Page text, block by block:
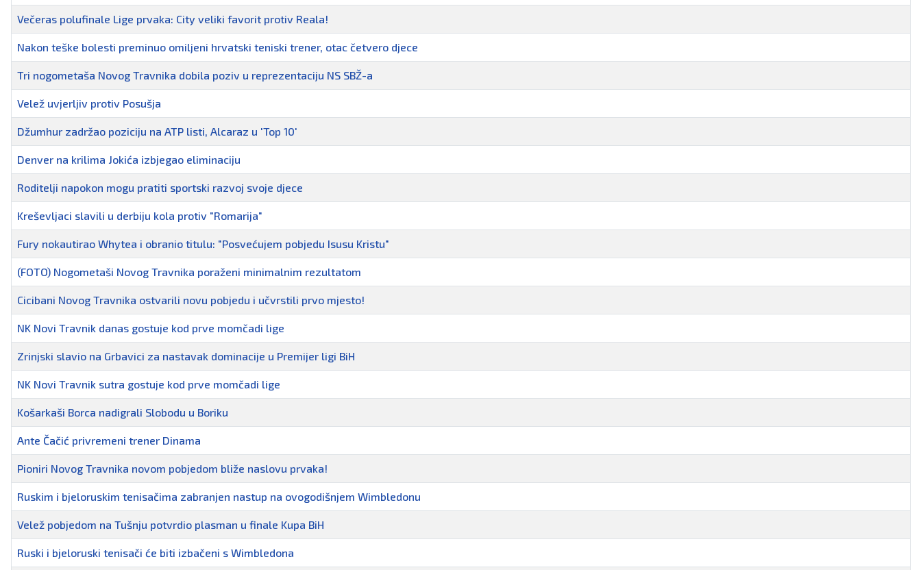
Večeras polufinale Lige prvaka: City veliki favorit protiv Reala!
Nakon teške bolesti preminuo omiljeni hrvatski teniski trener, otac četvero djece
Tri nogometaša Novog Travnika dobila poziv u reprezentaciju NS SBŽ-a
Velež uvjerljiv protiv Posušja
Džumhur zadržao poziciju na ATP listi, Alcaraz u 'Top 10'
Denver na krilima Jokića izbjegao eliminaciju
Roditelji napokon mogu pratiti sportski razvoj svoje djece
Kreševljaci slavili u derbiju kola protiv "Romarija"
Fury nokautirao Whytea i obranio titulu: "Posvećujem pobjedu Isusu Kristu"
(FOTO) Nogometaši Novog Travnika poraženi minimalnim rezultatom
Cicibani Novog Travnika ostvarili novu pobjedu i učvrstili prvo mjesto!
NK Novi Travnik danas gostuje kod prve momčadi lige
Zrinjski slavio na Grbavici za nastavak dominacije u Premijer ligi BiH
NK Novi Travnik sutra gostuje kod prve momčadi lige
Košarkaši Borca nadigrali Slobodu u Boriku
Ante Čačić privremeni trener Dinama
Pioniri Novog Travnika novom pobjedom bliže naslovu prvaka!
Ruskim i bjeloruskim tenisačima zabranjen nastup na ovogodišnjem Wimbledonu
Velež pobjedom na Tušnju potvrdio plasman u finale Kupa BiH
Ruski i bjeloruski tenisači će biti izbačeni s Wimbledona